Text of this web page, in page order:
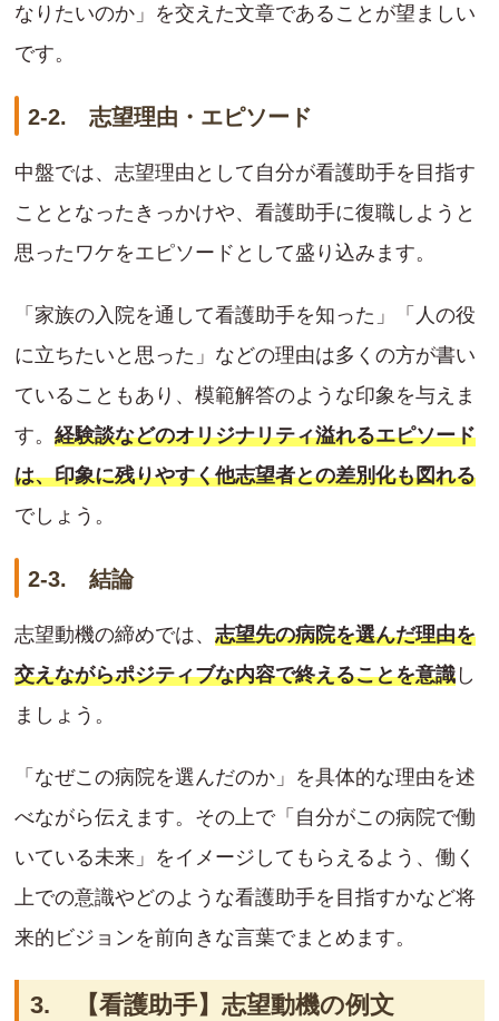
なりたいのか」を交えた文章であることが望ましい
です。
2-2. 志望理由・エピソード
中盤では、志望理由として自分が看護助手を目指す
こととなったきっかけや、看護助手に復職しようと
思ったワケをエピソードとして盛り込みます。
「家族の入院を通して看護助手を知った」「人の役
に立ちたいと思った」などの理由は多くの方が書い
ていることもあり、模範解答のような印象を与えま
す。 経験談などのオリジナリティ溢れるエピソード
は、印象に残りやすく他志望者との差別化も図れる
でしょう。
2-3. 結論
志望動機の締めでは、 志望先の病院を選んだ理由を
交えながらポジティブな内容で終えることを意識 し
ましょう。
「なぜこの病院を選んだのか」を具体的な理由を述
べながら伝えます。その上で「自分がこの病院で働
いている未来」をイメージしてもらえるよう、働く
上での意識やどのような看護助手を目指すかなど将
来的ビジョンを前向きな言葉でまとめます。
3. 【看護助手】志望動機の例文